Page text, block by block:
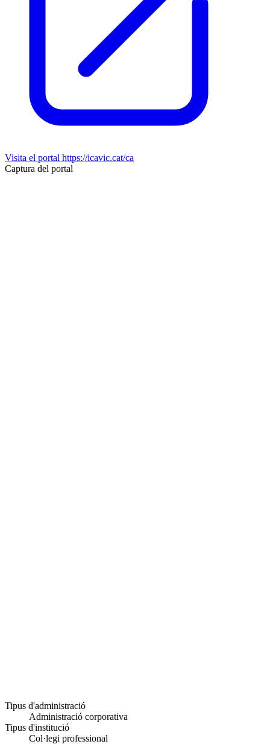
Visita el portal https://icavic.cat/ca
Captura del portal
Tipus d'administració
Administració corporativa
Tipus d'institució
Col·legi professional